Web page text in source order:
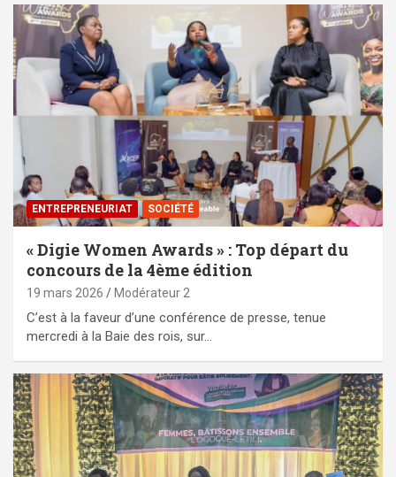
ENTREPRENEURIAT SOCIÉTÉ
« Digie Women Awards » : Top départ du
concours de la 4ème édition
19 mars 2026 Modérateur 2
C’est à la faveur d’une conférence de presse, tenue
mercredi à la Baie des rois, sur…